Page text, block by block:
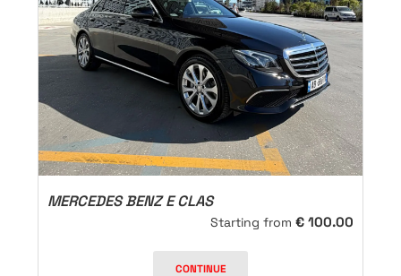
MERCEDES BENZ E CLAS
Starting from € 100.00
CONTINUE